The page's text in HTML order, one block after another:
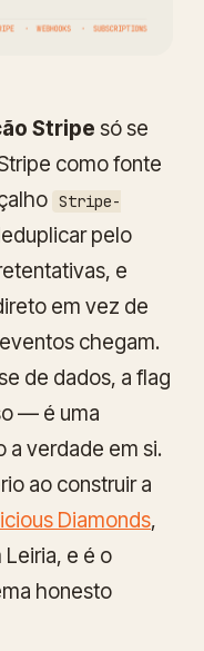
Stripe só se
como fonte
Stripe-
pelo
e
em vez de
chegam.
de dados, a flag
— é uma
a verdade em si.
ao construir a
Diamonds,
e é o
honesto